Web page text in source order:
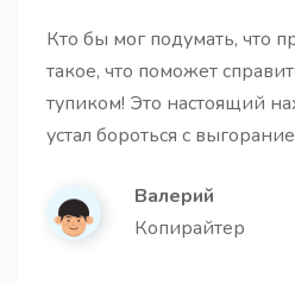
Резюме для
Получите краткое и легкое
текста, сохраняющее
изложенное простым языком.
Кто бы мог подумать, что
такое, что поможет
тупиком! Это настоящий
устал бороться с
Валерий
Копирайтер